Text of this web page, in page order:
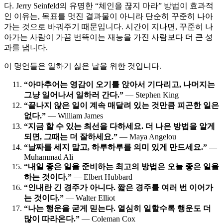
다. Jerry Seinfeld의 유명한 “체인을 끊지 마라” 방법이 효과적
인 이유는, 목표를 멋진 결과물이 아니라 단순히 꾸준히 나아
가는 것으로 바꿔주기 때문입니다. 시간이 지나면, 꾸준히 나
아가는 사람이 가끔 번뜩이는 재능을 가진 사람보다 더 큰 성
과를 냅니다.
이 명언들은 일하기 싫은 날을 위한 것입니다.
“아마추어는 영감이 오기를 앉아서 기다리고, 나머지는
그냥 일어나서 일하러 간다.” — Stephen King
“끝나지 않은 일이 계속 매달려 있는 것만큼 피곤한 일은
없다.” — William James
“지금 할 수 있는 최선을 다하세요. 더 나은 방법을 알게
되면, 그때는 더 잘하세요.” — Maya Angelou
“날짜를 세지 말고, 하루하루를 의미 있게 만드세요.” —
Muhammad Ali
“내일 좋은 일을 준비하는 최고의 방법은 오늘 좋은 일을
하는 것이다.” — Elbert Hubbard
“인내란 긴 경주가 아니다. 짧은 경주를 여러 번 이어가
는 것이다.” — Walter Elliot
“나는 행운을 굳게 믿는다. 열심히 일할수록 행운도 더
많이 따라온다.” — Coleman Cox